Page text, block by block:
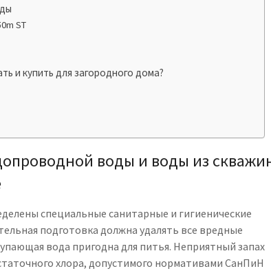
ST
и купить для загородного дома?
воды и воды из
специальные санитарные и гигиенические
подготовка должна удалять все вредные
вода пригодна для питья. Неприятный запах
хлора, допустимого нормативами СанПиН